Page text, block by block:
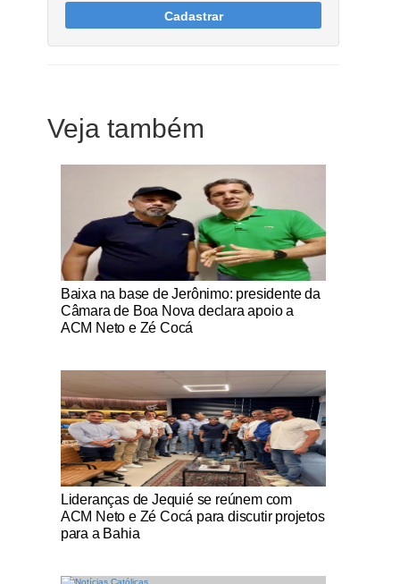
Cadastrar
Veja também
Notícias Católicas
Baixa na base de Jerônimo: presidente da
Câmara de Boa Nova declara apoio a
ACM Neto e Zé Cocá
Notícias Católicas
Lideranças de Jequié se reúnem com
ACM Neto e Zé Cocá para discutir projetos
para a Bahia